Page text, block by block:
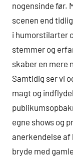
nogensinde før.
scenen end
i humorstilarter
stemmer og
skaber en mere
Samtidig ser vi
magt og
egne shows og
anerkendelse
bryde med